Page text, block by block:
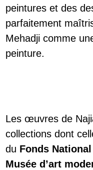
peintures et des
parfaitement
Mehadji comme
peinture.
Les œuvres de
collections dont
du Fonds
Musée d’art